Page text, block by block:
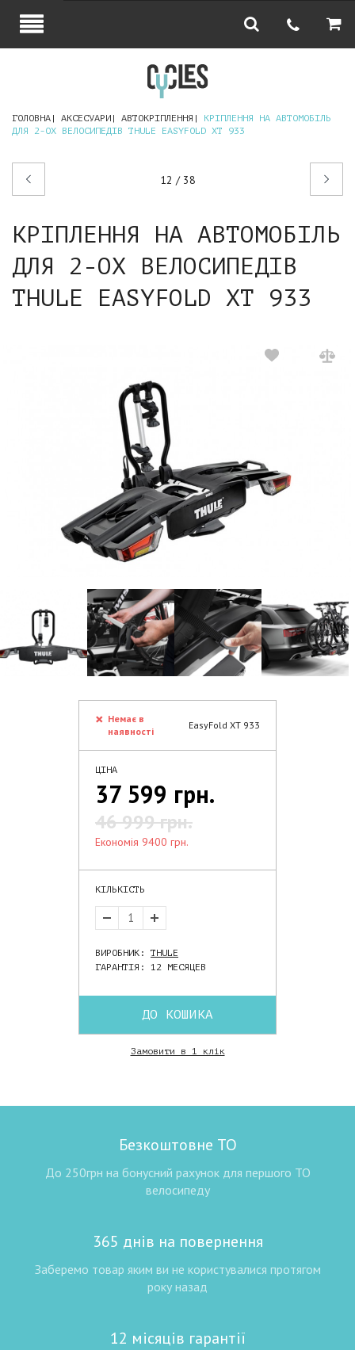
ГОЛОВНА АКСЕСУАРИ АВТОКРІПЛЕННЯ
КРІПЛЕННЯ НА АВТОМОБІЛЬ
ДЛЯ 2-ОХ ВЕЛОСИПЕДІВ THULE EASYFOLD XT 933
12 / 38
Наступний
КРІПЛЕННЯ НА АВТОМОБІЛЬ
ДЛЯ 2-ОХ ВЕЛОСИПЕДІВ
THULE EASYFOLD XT 933
Немає в
наявності
EasyFold XT 933
ЦІНА
37 599 грн.
46 999 грн.
економія 9400 грн.
КІЛЬКІСТЬ
ВИРОБНИК: THULE
ГАРАНТІЯ: 12 МЕСЯЦЕВ
ДО КОШИКА
Замовити в 1 клік
Безкоштовне ТО
До 250грн на бонусний рахунок для першого ТО
велосипеду
365 днів на повернення
Заберемо товар яким ви не користувалися протягом
року назад
12 місяців гарантії